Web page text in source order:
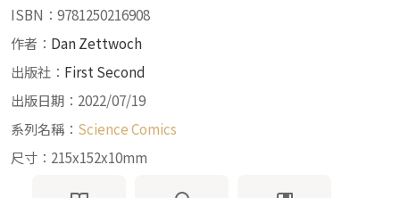
ISBN：9781250216908
作者： Dan Zettwoch
出版社： First Second
出版日期：2022/07/19
系列名稱： Science Comics
尺寸：215x152x10mm